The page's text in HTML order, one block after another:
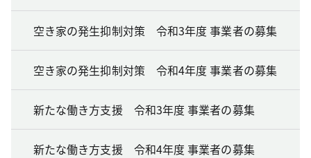
空き家の発生抑制対策 令和3年度 事業者の募集
空き家の発生抑制対策 令和4年度 事業者の募集
新たな働き方支援 令和3年度 事業者の募集
新たな働き方支援 令和4年度 事業者の募集